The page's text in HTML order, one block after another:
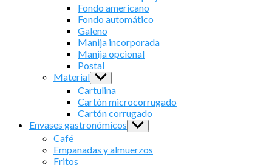
Fondo americano
Fondo automático
Galeno
Manija incorporada
Manija opcional
Postal
Material Show
sub
menu
Cartulina
Cartón microcorrugado
Cartón corrugado
Envases gastronómicos Show
sub
Café
Empanadas y almuerzos
Fritos